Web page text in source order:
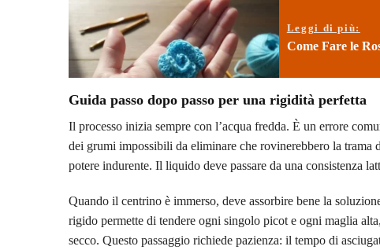
Leggi di più:
Come Fare le
Guida passo dopo passo per una rigidità perfetta
Il processo inizia sempre con l’acqua fredda. È un errore
dei grumi impossibili da eliminare che rovinerebbero la trama
potere indurente. Il liquido deve passare da una consistenza
Quando il centrino è immerso, deve assorbire bene la
rigido permette di tendere ogni singolo picot e ogni maglia
secco. Questo passaggio richiede pazienza: il tempo di